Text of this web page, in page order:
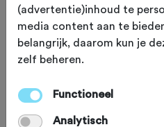
+Unieke
+Voordeel bij
+Magazines
(advertentie)inhoud te
media content aan te
belangrijk, daarom kun je
zelf beheren.
Functioneel
Analytisch